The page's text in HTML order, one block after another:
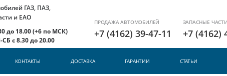
ГАЗ, ПАЗ,
и ЕАО
до 18.00 (+6 по МСК)
с 8.30 до 20.00
ПРОДАЖА АВТОМОБИЛЕЙ
+7 (4162) 39-47-11
ЗАПАСНЫЕ ЧАСТИ
+7 (4162)
КОНТАКТЫ ДОСТАВКА ГАРАНТИИ СТАТЬИ